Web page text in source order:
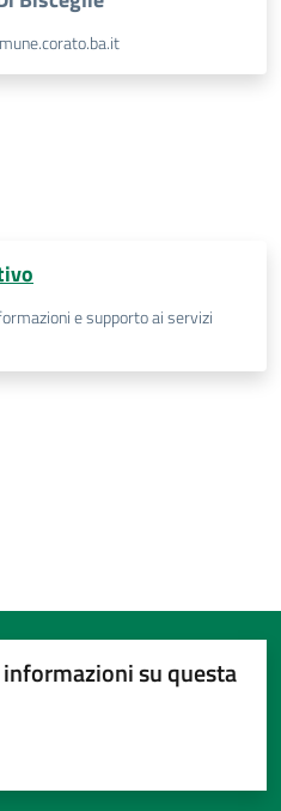
e supporto ai servizi
su questa
su 5
5